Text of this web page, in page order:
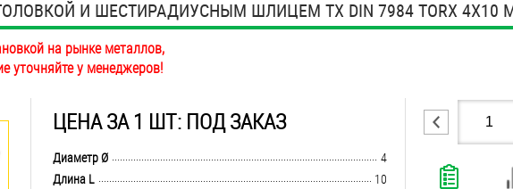
И ШЕСТИРАДИУСНЫМ ШЛИЦЕМ TX DIN 7984 TORX 4Х10
на рынке металлов,
уточняйте у менеджеров!
ЦЕНА ЗА 1 ШТ: ПОД ЗАКАЗ
Диаметр Ø
4
Длина L
10